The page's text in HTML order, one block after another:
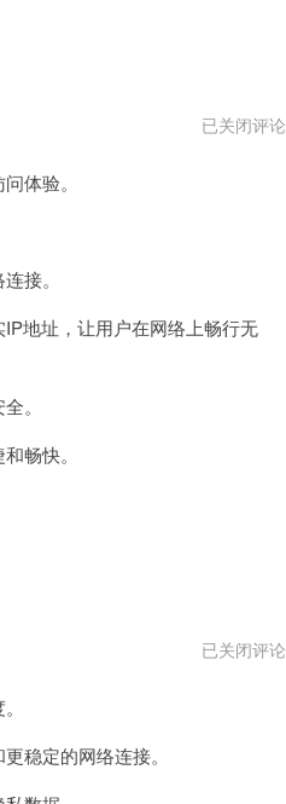
梯
已关闭评论
体验。
接。
地址，让用户在网络上畅行无
。
畅快。
壹
已关闭评论
稳定的网络连接。